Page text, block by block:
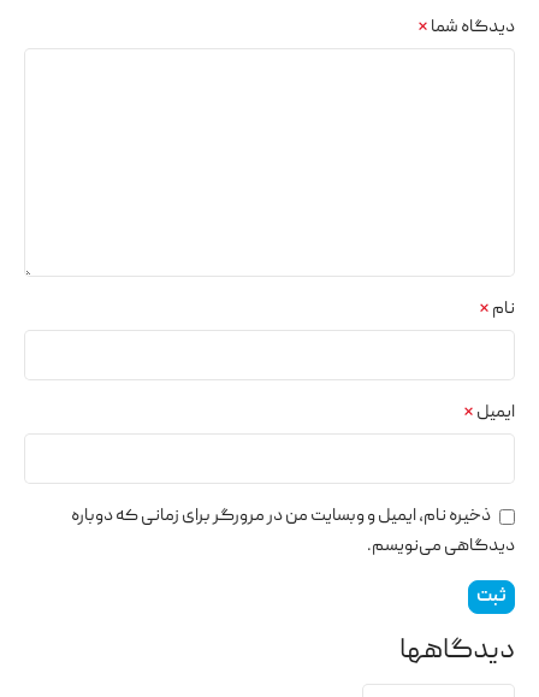
دیدگاهها
دیدگاه شما*
نام*
ایمیل*
ذخیره نام، ایمیل و وبسایت من در مرورگر برای زمانی که دوباره
دیدگاهی می‌نویسم.